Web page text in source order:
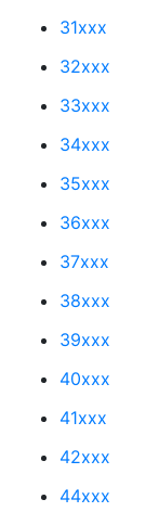
31xxx
32xxx
33xxx
34xxx
35xxx
36xxx
37xxx
38xxx
39xxx
40xxx
41xxx
42xxx
44xxx